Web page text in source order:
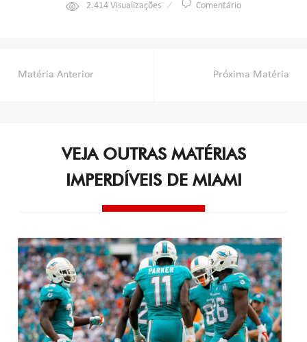
2.414 Visualizações Comentário
Navegação
Matéria Anterior Próxima Matéria
VEJA OUTRAS MATÉRIAS
IMPERDÍVEIS DE MIAMI